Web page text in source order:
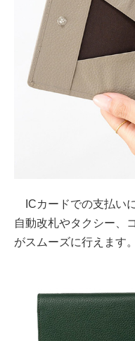
ICカードでの支払い
自動改札やタクシー、
がスムーズに行えます。